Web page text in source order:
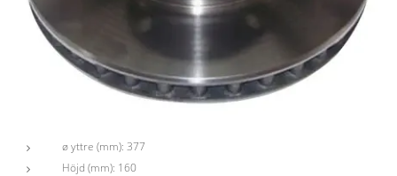
ø yttre (mm): 377
Höjd (mm): 160